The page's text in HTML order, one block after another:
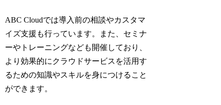
ABC Cloudでは導入前の相談やカスタマ
イズ支援も行っています。また、セミナ
ーやトレーニングなども開催しており、
より効果的にクラウドサービスを活用す
るための知識やスキルを身につけること
ができます。